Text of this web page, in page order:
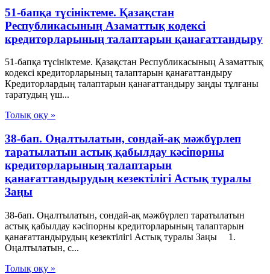
51-бапқа түсініктеме. Қазақстан
Республикасының Азаматтық кодексі
кредиторларының талаптарын қанағаттандыру
51-бапқа түсініктеме. Қазақстан Республикасының Азаматтық
кодексі кредиторларының талаптарын қанағаттандыру
Кредиторлардың талаптарын қанағаттандыру заңды тұлғаны
таратудың үш...
Толық оқу »
38-бап. Оңалтылатын, сондай-ақ мәжбүрлеп
таратылатын астық қабылдау кәсiпорны
кредиторларының талаптарын
қанағаттандырудың кезектiлiгi Астық туралы
Заңы
38-бап. Оңалтылатын, сондай-ақ мәжбүрлеп таратылатын
астық қабылдау кәсiпорны кредиторларының талаптарын
қанағаттандырудың кезектiлiгi Астық туралы Заңы 1.
Оңалтылатын, с...
Толық оқу »